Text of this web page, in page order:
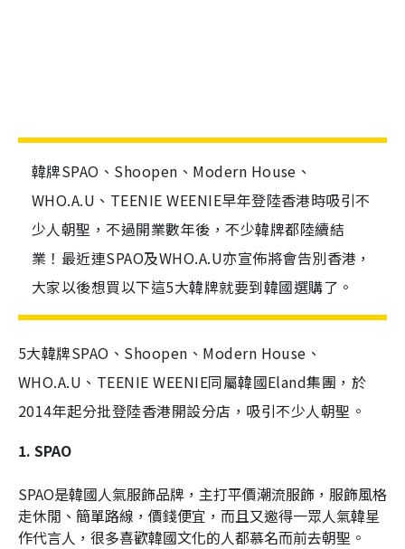
韓牌SPAO、Shoopen、Modern House、
WHO.A.U、TEENIE WEENIE早年登陸香港時吸引不
少人朝聖，不過開業數年後，不少韓牌都陸續結
業！最近連SPAO及WHO.A.U亦宣佈將會告別香港，
大家以後想買以下這5大韓牌就要到韓國選購了。
5大韓牌SPAO、Shoopen、Modern House、
WHO.A.U、TEENIE WEENIE同屬韓國Eland集團，於
2014年起分批登陸香港開設分店，吸引不少人朝聖。
1. SPAO
SPAO是韓國人氣服飾品牌，主打平價潮流服飾，服飾風格
走休閒、簡單路線，價錢便宜，而且又邀得一眾人氣韓星
作代言人，很多喜歡韓國文化的人都慕名而前去朝聖。